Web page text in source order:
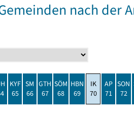
nach der
KYF
65
SM
66
GTH
67
SÖM
68
HBN
69
IK
70
AP
71
SON
72